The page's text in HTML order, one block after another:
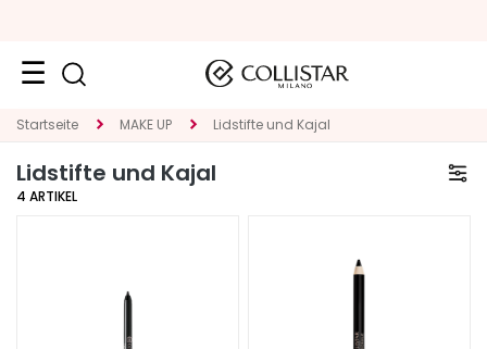
Neuheiten
Gesicht
Startseite MAKE UP Lidstifte und Kajal
Lidstifte und Kajal
4 ARTIKEL